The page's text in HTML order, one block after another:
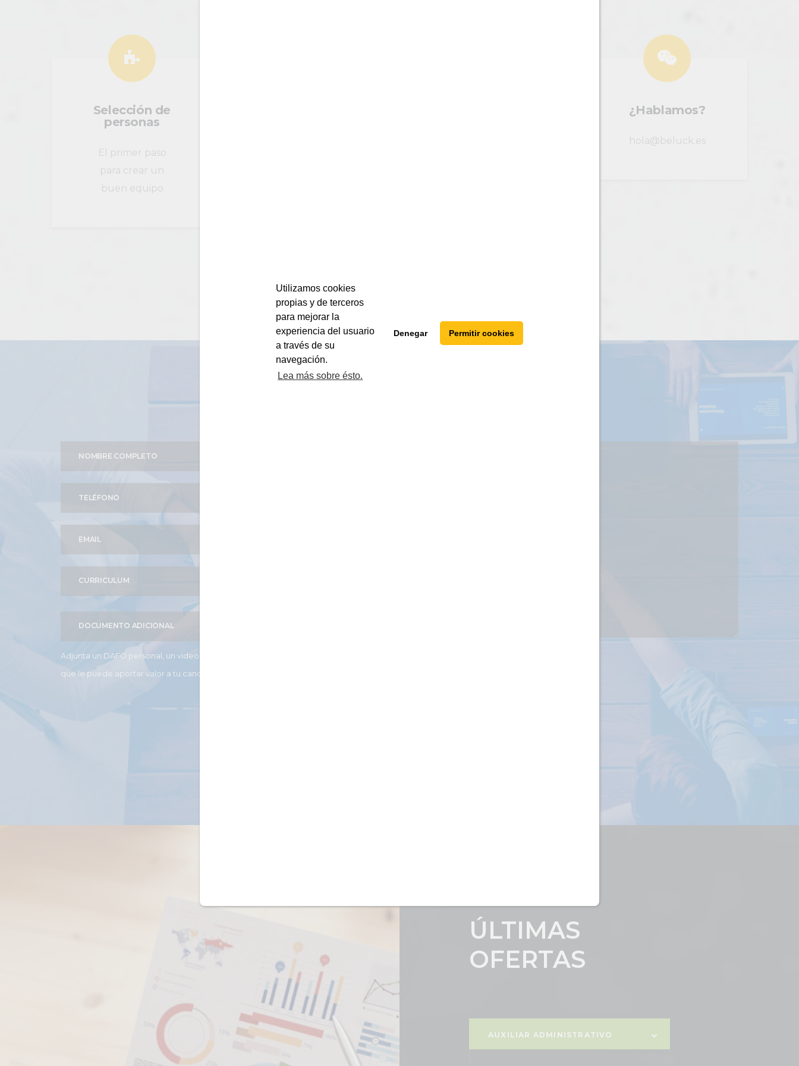
Utilizamos cookies
propias y de terceros
para mejorar la
experiencia del usuario
a través de su
navegación.
Lea más sobre ésto.
Denegar Permitir cookies
Selección de
personas
El primer paso
para crear un
buen equipo
¿Hablamos?
hola@beluck.es
CURRICULUM
DOCUMENTO ADICIONAL
Adjunta un DAFO personal, un videocurriculum o cualquier otro archivo que creas
que le puede aportar valor a tu candidatura (Opcional)
ÚLTIMAS
OFERTAS
AUXILIAR ADMINISTRATIVO